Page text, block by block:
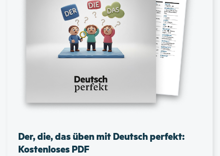
Der, die, das üben mit Deutsch perfekt:
Kostenloses PDF